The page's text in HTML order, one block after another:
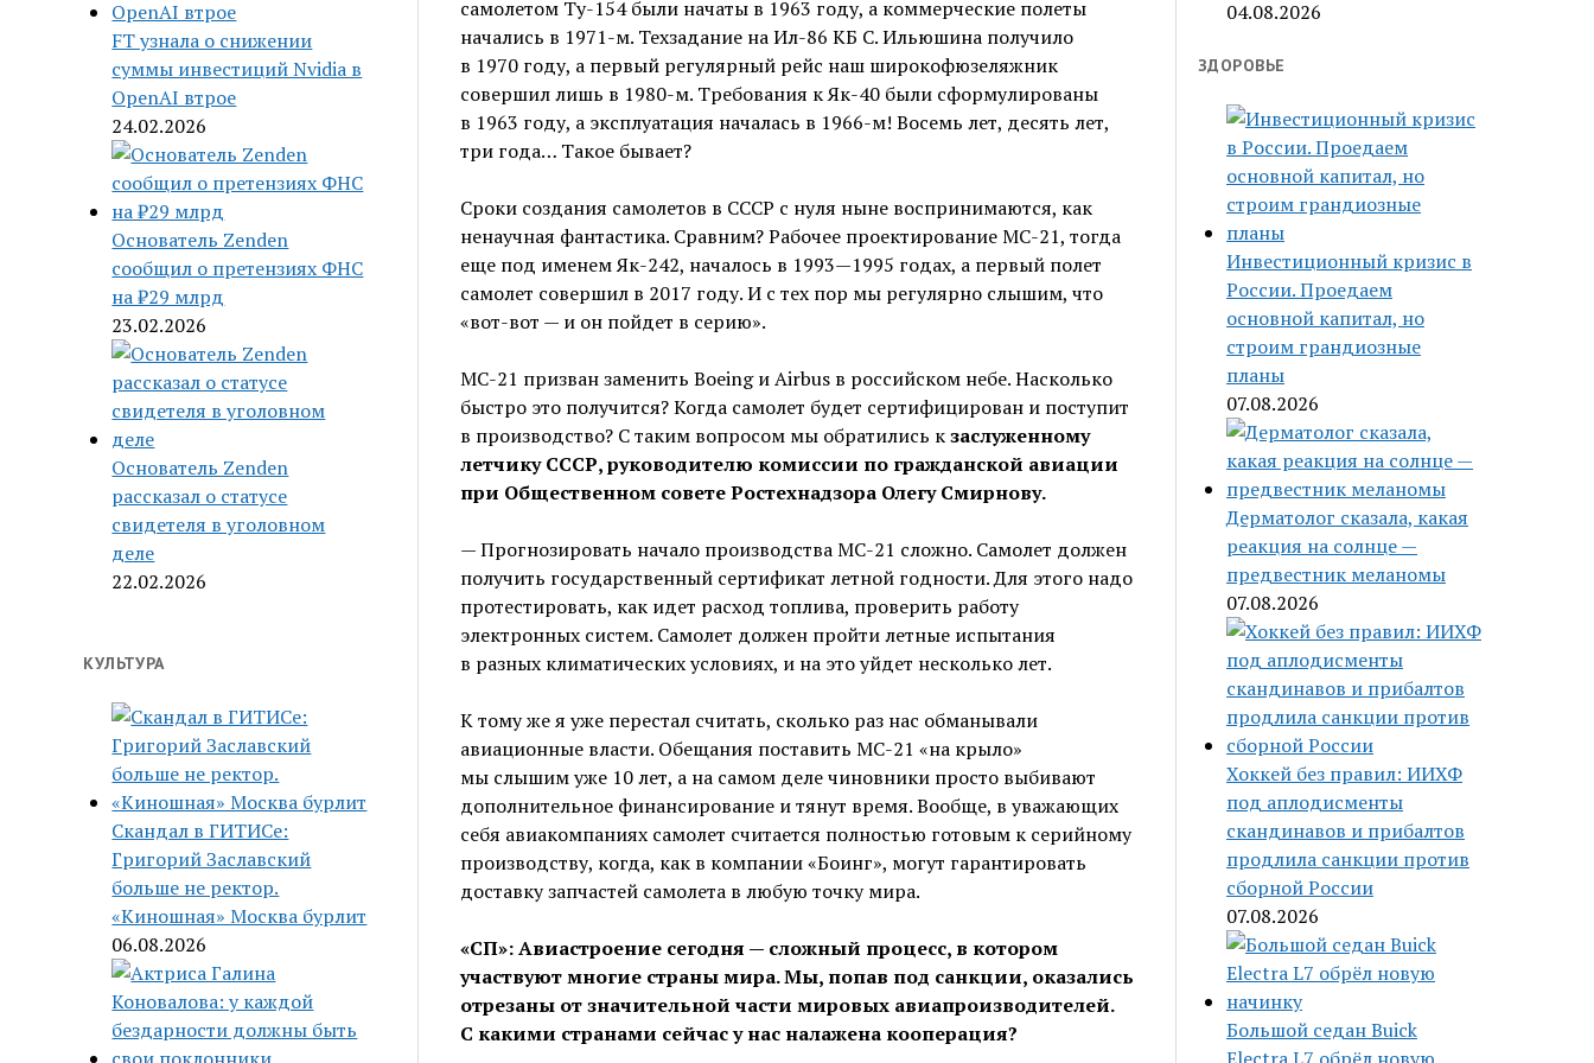
FT узнала о снижении
суммы инвестиций Nvidia в
OpenAI втрое
24.02.2026
Основатель Zenden
сообщил о претензиях ФНС
на ₽29 млрд
23.02.2026
Основатель Zenden
рассказал о статусе
свидетеля в уголовном
деле
22.02.2026
КУЛЬТУРА
Скандал в ГИТИСе:
Григорий Заславский
больше не ректор.
«Киношная» Москва бурлит
06.08.2026
самолетом Ту-154 были начаты в 1963 году, а коммерческие полеты
начались в 1971-м. Техзадание на Ил-86 КБ С. Ильюшина получило
в 1970 году, а первый регулярный рейс наш широкофюзеляжник
совершил лишь в 1980-м. Требования к Як-40 были сформулированы
в 1963 году, а эксплуатация началась в 1966-м! Восемь лет, десять лет,
три года… Такое бывает?
Сроки создания самолетов в СССР с нуля ныне воспринимаются, как
ненаучная фантастика. Сравним? Рабочее проектирование МС-21, тогда
еще под именем Як-242, началось в 1993—1995 годах, а первый полет
самолет совершил в 2017 году. И с тех пор мы регулярно слышим, что
«вот-вот — и он пойдет в серию».
МС-21 призван заменить Boeing и Airbus в российском небе. Насколько
быстро это получится? Когда самолет будет сертифицирован и поступит
в производство? С таким вопросом мы обратились кзаслуженному
летчику СССР, руководителю комиссии по гражданской авиации
при Общественном совете Ростехнадзора Олегу Смирнову.
— Прогнозировать начало производства МС-21 сложно. Самолет должен
получить государственный сертификат летной годности. Для этого надо
протестировать, как идет расход топлива, проверить работу
электронных систем. Самолет должен пройти летные испытания
в разных климатических условиях, и на это уйдет несколько лет.
К тому же я уже перестал считать, сколько раз нас обманывали
авиационные власти. Обещания поставить МС-21 «на крыло»
мы слышим уже 10 лет, а на самом деле чиновники просто выбивают
дополнительное финансирование и тянут время. Вообще, в уважающих
себя авиакомпаниях самолет считается полностью готовым к серийному
производству, когда, как в компании «Боинг», могут гарантировать
доставку запчастей самолета в любую точку мира.
«СП»: Авиастроение сегодня — сложный процесс, в котором
участвуют многие страны мира. Мы, попав под санкции, оказались
отрезаны от значительной части мировых авиапроизводителей.
С какими странами сейчас у нас налажена кооперация?
04.08.2026
ЗДОРОВЬЕ
Инвестиционный кризис в
России. Проедаем
основной капитал, но
строим грандиозные
планы
07.08.2026
Дерматолог сказала, какая
реакция на солнце —
предвестник меланомы
07.08.2026
Хоккей без правил: ИИХФ
под аплодисменты
скандинавов и прибалтов
продлила санкции против
сборной России
07.08.2026
Большой седан Buick